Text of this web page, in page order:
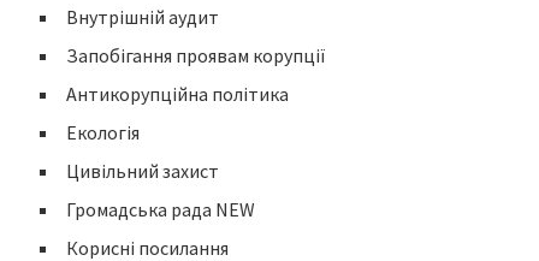
Внутрішній аудит
Запобігання проявам корупції
Антикорупційна політика
Екологія
Цивільний захист
Громадська рада NEW
Корисні посилання